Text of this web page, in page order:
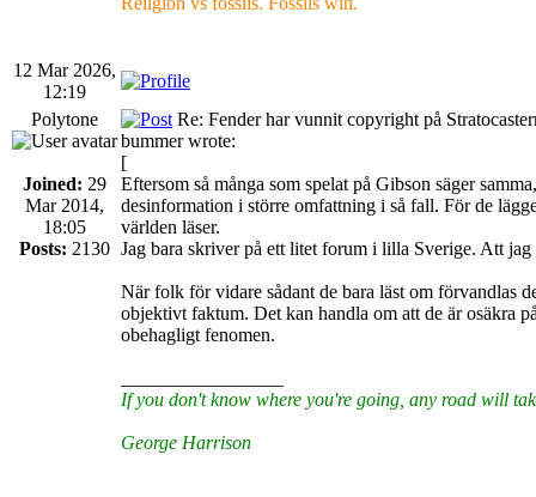
12 Mar 2026,
12:19
Polytone
Joined: 29
Mar 2014,
18:05
Posts: 2130
Re: Fender har vunnit copyright på
bummer wrote:
[
Eftersom så många som spelat på Gibson säger
desinformation i större omfattning i så fall. För de
världen läser.
Jag bara skriver på ett litet forum i lilla Sverige. Att jag
När folk för vidare sådant de bara läst om förvandlas
objektivt faktum. Det kan handla om att de är osäkra
obehagligt fenomen.
If you don't know where you're going, any road will
George Harrison